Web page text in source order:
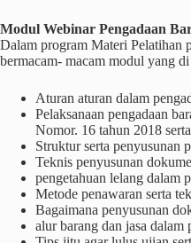
Modul Webinar Pengadaan
Dalam program Materi Pelatihan
bermacam- macam modul yang
Aturan aturan dalam
Pelaksanaan pengadaan
Nomor. 16 tahun 2018
Struktur serta penyusunan
Teknis penyusunan
pengetahuan lelang dalam
Metode penawaran serta
Bagaimana penyusunan
alur barang dan jasa dalam